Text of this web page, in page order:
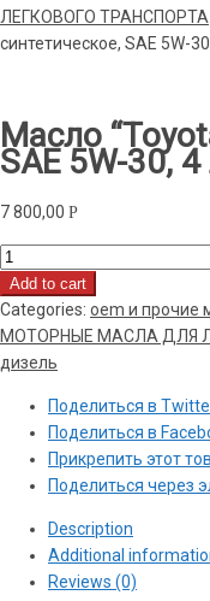
ЛЕГКОВОГО ТРАНСПОРТА
синтетическое, SAE 5W-
Масло
SAE 5W-30, 4
7 800,00 Р
Масло
"Toyota",
синтетическое,
SAE
5W-
quantity
Add to cart
Categories: oem и прочие
МОТОРНЫЕ МАСЛА ДЛЯ
дизель
Поделиться в
Поделиться в
Прикрепить этот
Поделиться через
Description
Additional
Reviews (0)